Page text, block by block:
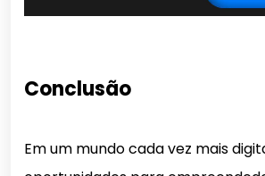
Conclusão
Em um mundo cada vez mais